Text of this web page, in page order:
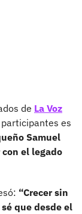
de La Voz
es
Samuel
el legado
“Crecer sin
que desde el